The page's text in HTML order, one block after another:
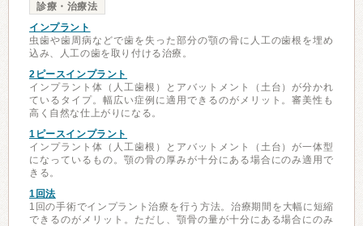
診療・治療法
インプラント
虫歯や歯周病などで歯を失った部分の顎の骨に人工の歯根を埋め
込み、人工の歯を取り付ける治療。
2ピースインプラント
インプラント体（人工歯根）とアバットメント（土台）が分かれ
ているタイプ。幅広い症例に適用できるのがメリット。審美性も
高く自然な仕上がりになる。
1ピースインプラント
インプラント体（人工歯根）とアバットメント（土台）が一体型
になっているもの。顎の骨の厚みが十分にある場合にのみ適用で
きる。
1回法
1回の手術でインプラント治療を行う方法。治療期間を大幅に短縮
できるのがメリット。ただし、顎骨の量が十分にある場合にのみ